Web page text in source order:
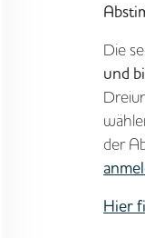
Die
und
der
Hier